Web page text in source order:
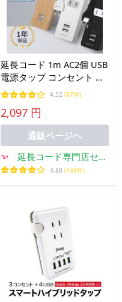
延長コード 1m AC2個 USB
電源タップ コンセント 安
全 雷 ガード 充電器 急速
充電 コンパクト 海外対応
240V テーブルタップ おし
ゃれ 木目 黒 白
4.52 (87件)
2,097 円
通販ページへ
延長コード専門店セイ
バー
4.88 (144件)